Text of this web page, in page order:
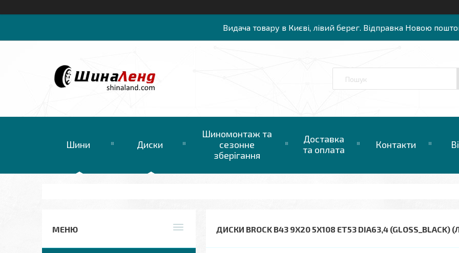
Видача товару в Києві, лівий берег. Відправка Новою
Шини Диски
Шиномонтаж та
сезонне
зберігання
Доставка
та оплата
Контакти
ДИСКИ BROCK B43 9X20 5X108 ET53 DIA63,4 (GLOSS_BLACK)